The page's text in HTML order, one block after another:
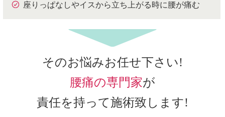
座りっぱなしやイスから立ち上がる時に腰が痛む
そのお悩みお任せ下さい!
腰痛の専門家が
責任を持って施術致します!